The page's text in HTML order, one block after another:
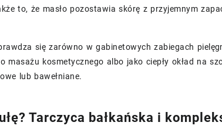
to, że masło pozostawia skórę z przyjemnym
się zarówno w gabinetowych zabiegach
masażu kosmetycznego albo jako ciepły okład na
lub bawełniane.
Tarczyca bałkańska i